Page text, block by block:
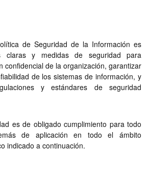
de Seguridad de la Información es
claras y medidas de seguridad para
confidencial de la organización, garantizar
de los sistemas de información, y
y estándares de seguridad
es de obligado cumplimiento para todo
de aplicación en todo el ámbito
indicado a continuación.